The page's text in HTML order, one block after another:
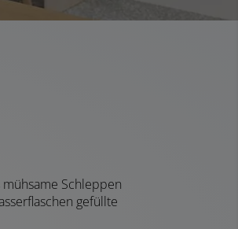
Schleppen
gefüllte